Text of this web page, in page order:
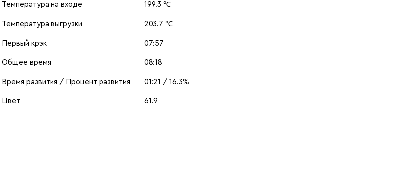
Температура на входе 199.3 ℃
Температура выгрузки 203.7 ℃
Первый крэк 07:57
Общее время 08:18
Время развития / Процент развития 01:21 / 16.3%
Цвет 61.9